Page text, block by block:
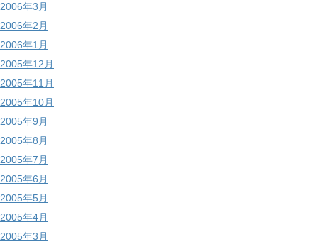
2006年3月
2006年2月
2006年1月
2005年12月
2005年11月
2005年10月
2005年9月
2005年8月
2005年7月
2005年6月
2005年5月
2005年4月
2005年3月